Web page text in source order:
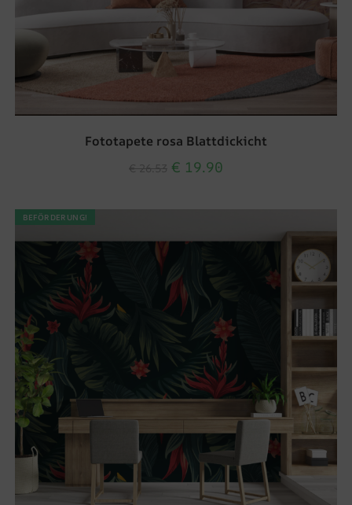
Fototapete rosa Blattdickicht
€ 19.90
BEFÖRDERUNG!